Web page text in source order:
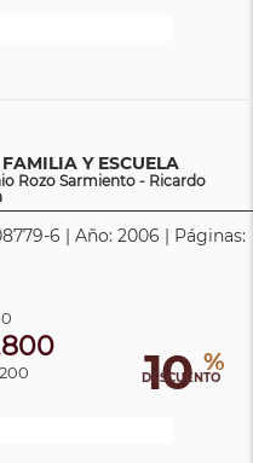
Y ESCUELA
Rozo Sarmiento - Ricardo
6 | Año: 2006 | Páginas:
10 %
DESCUENTO